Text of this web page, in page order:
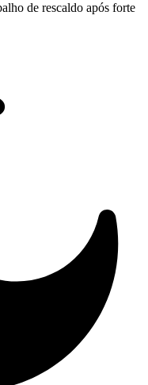
de rescaldo após forte